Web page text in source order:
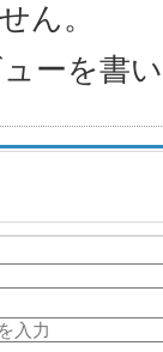
ん。
ーを書